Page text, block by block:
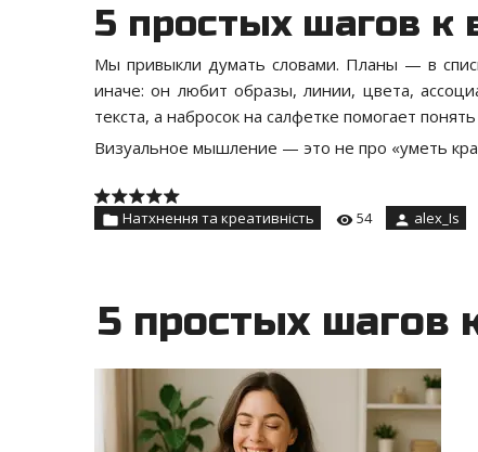
5 простых шагов
Мы привыкли думать словами. Планы — в
иначе: он любит образы, линии, цвета,
текста, а набросок на салфетке помогает
Визуальное мышление — это не про «уметь
Натхнення та креативність 54 alex_Is
5 простых шагов